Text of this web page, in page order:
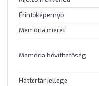
Érintőképernyő
Memória méret
Memória bővíthetőség
Háttértár jellege